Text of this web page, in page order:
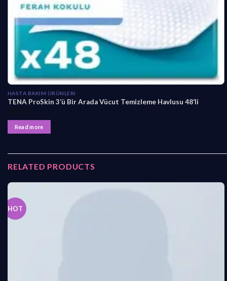
HASTA BAKIM ÜRÜNLERI
TENA ProSkin 3’ü Bir Arada Vücut Temizleme Havlusu 48’li
Read more
RELATED PRODUCTS
HOT